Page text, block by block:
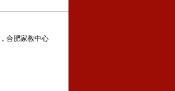
， 合肥家教中心